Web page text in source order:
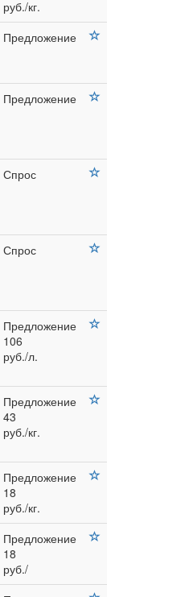
руб./кг.
Предложение
Предложение
Спрос
Спрос
Предложение
106
руб./л.
Предложение
43
руб./кг.
Предложение
18
руб./кг.
Предложение
18
руб./